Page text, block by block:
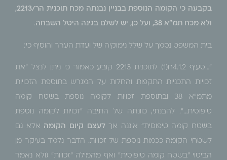
בקבעה כי הקומה הנוספת בבניין נבנתה מכח תוכנית הר/2213,
ולא מכח תמ"א 38, ועל כן, יש לשלם בגינה היטל השבחה .
בית המשפט נסמך על שלל נימוקיה של ועדת הערר והוסיף כי:
"…סעיף 4.1.2ח(1) לתוכנית 2213 קובע כאמור כי ניתן לנצל "את
זכויות התכניות התקפות והחלות על המגרש בתוספת הזכויות
מתמ"א 38 ובתוספת זכויות לקומה נוספת בשטח קומה
טיפוסית…". להבנתי, כוונתה של התיבה "זכויות לקומה נוספת
בשטח קומה טיפוסית" איננה אך לעצם קיום הקומה אלא גם
לשטחי הקומה ככמות נוספת של זכויות. הדבר נלמד בעיקר מן
הביטוי "בשטח קומה טיפוסית" ואף מהמילה "זכויות" (ולא נאמר